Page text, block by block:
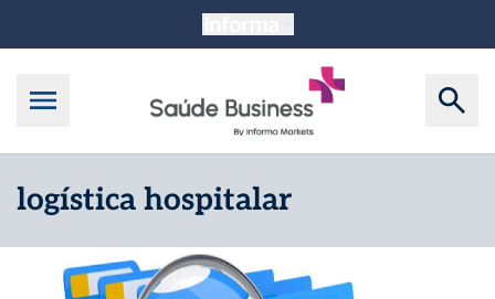
logística hospitalar